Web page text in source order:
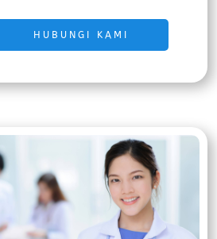
HUBUNGI KAMI